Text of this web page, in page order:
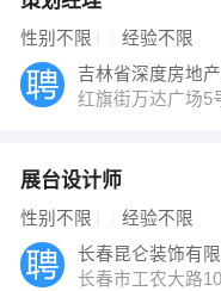
性别不限 经验不限
红旗街万达广场5
展台设计师
性别不限 经验不限
长春昆仑装饰有
长春市工农大路